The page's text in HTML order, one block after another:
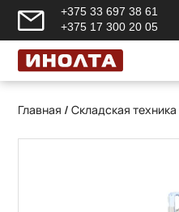
+375 33 697 38 61
+375 17 300 20 05
Главная /Складская техника